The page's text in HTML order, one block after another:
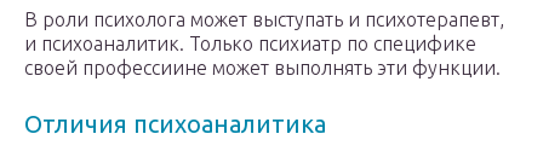
В роли психолога может выступать и психотерапевт,
и психоаналитик. Только психиатр по специфике
своей профессиине может выполнять эти функции.
Отличия психоаналитика